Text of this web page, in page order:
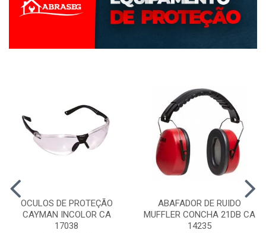
OCULOS DE PROTEÇÃO
CAYMAN INCOLOR CA
17038
ABAFADOR DE RUIDO
MUFFLER CONCHA 21DB CA
14235